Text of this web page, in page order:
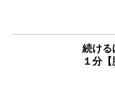
続ける
１分